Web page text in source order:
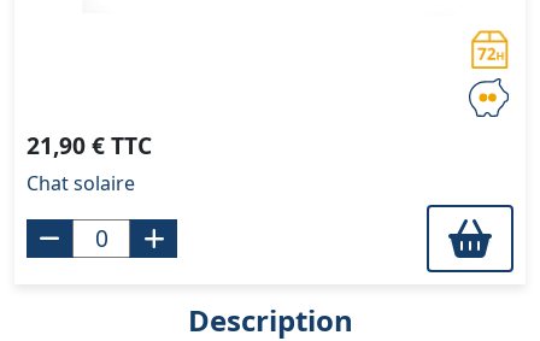
21,90 € TTC
Chat solaire
Description